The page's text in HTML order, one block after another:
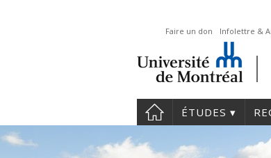
Faire un don Infolettre &
ÉTUDES